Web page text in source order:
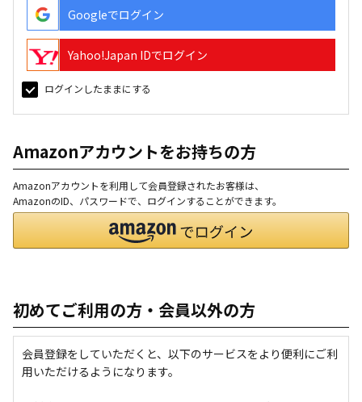
Googleでログイン
Yahoo!Japan IDでログイン
ログインしたままにする
Amazonアカウントをお持ちの方
Amazonアカウントを利用して会員登録されたお客様は、
AmazonのID、パスワードで、ログインすることができます。
初めてご利用の方・会員以外の方
会員登録をしていただくと、以下のサービスをより便利にご利
用いただけるようになります。